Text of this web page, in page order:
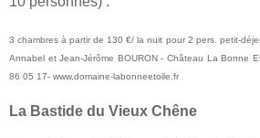
3 chambres à partir de 130 €/ la nuit pour 2 pers. petit-
Annabel et Jean-Jérôme BOURON - Château La Bonne
86 05 17- www.domaine-labonneetoile.fr
La Bastide du Vieux Chêne